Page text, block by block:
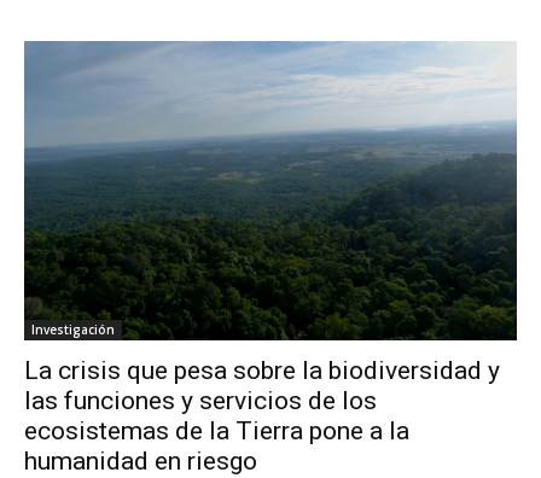
Investigación
La crisis que pesa sobre la biodiversidad y
las funciones y servicios de los
ecosistemas de la Tierra pone a la
humanidad en riesgo